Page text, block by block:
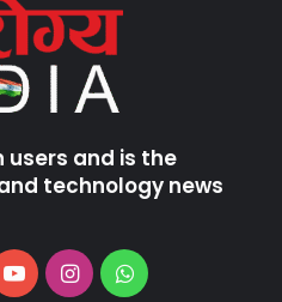
users and is the
technology news
YouTubeInstagramWhatsApp